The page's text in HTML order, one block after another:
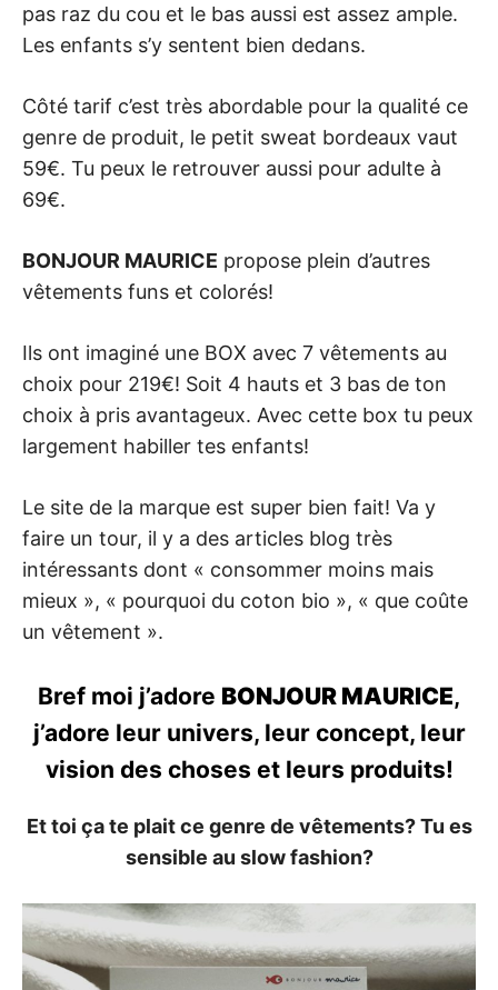
pas raz du cou et le bas aussi est assez ample.
Les enfants s’y sentent bien dedans.
Côté tarif c’est très abordable pour la qualité ce
genre de produit, le petit sweat bordeaux vaut
59€. Tu peux le retrouver aussi pour adulte à
69€.
BONJOUR MAURICE propose plein d’autres
vêtements funs et colorés!
Ils ont imaginé une BOX avec 7 vêtements au
choix pour 219€! Soit 4 hauts et 3 bas de ton
choix à pris avantageux. Avec cette box tu peux
largement habiller tes enfants!
Le site de la marque est super bien fait! Va y
faire un tour, il y a des articles blog très
intéressants dont « consommer moins mais
mieux », « pourquoi du coton bio », « que coûte
un vêtement ».
Bref moi j’adore BONJOUR MAURICE,
j’adore leur univers, leur concept, leur
vision des choses et leurs produits!
Et toi ça te plait ce genre de vêtements? Tu es
sensible au slow fashion?